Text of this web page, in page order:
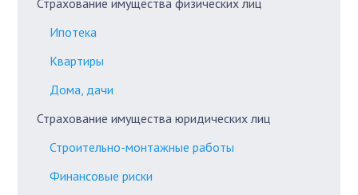
Страхование имущества физических лиц
Ипотека
Квартиры
Дома, дачи
Страхование имущества юридических лиц
Строительно-монтажные работы
Финансовые риски